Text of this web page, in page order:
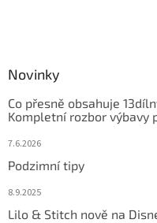
Novinky
Co přesně obsahuje
Kompletní rozbor výbavy
7.6.2026
Podzimní tipy
8.9.2025
Lilo & Stitch nově na